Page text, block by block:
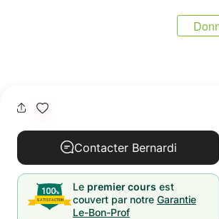
Contacter Bernardi
Le premier cours est
couvert par notre Garantie
Le-Bon-Prof